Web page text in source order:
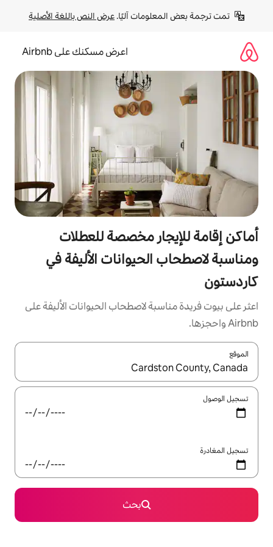
آليًا. عرض النص باللغة الأصلية
مخصصة للعطلات
الأليفة في
لاصطحاب الحيوانات الأليفة على
باستخدام السهمين لأعلى ولأسفل أو استكشف عن طريق اللمس أو السحب.